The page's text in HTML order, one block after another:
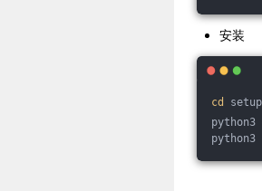
安装
cd
python3